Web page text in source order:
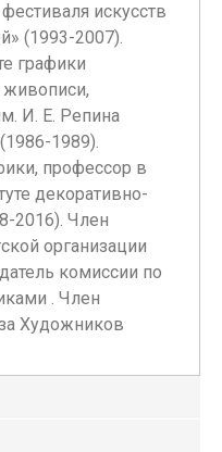
искусств
(1993-2007).
графики
живописи,
И. Е. Репина
1989).
профессор в
декоративно-
2016). Член
организации
комиссии по
. Член
Художников